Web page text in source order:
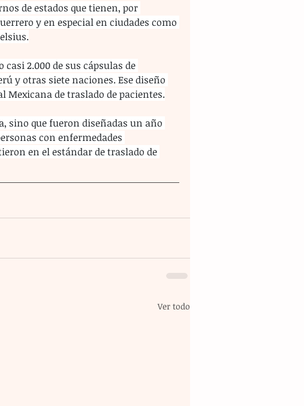
de estados que tienen, por
y en especial en ciudades como
2.000 de sus cápsulas de
y otras siete naciones. Ese diseño
de traslado de pacientes.
sino que fueron diseñadas un año
con enfermedades
en el estándar de traslado de
Ver todo